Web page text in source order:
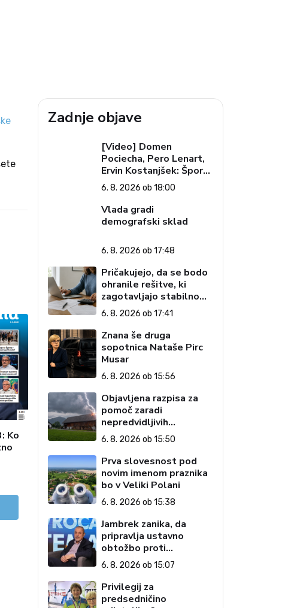
Ko
Zadnje objave
[Video] Domen
Pociecha, Pero Lenart,
Ervin Kostanjšek: Šport
specialcev (Vroča tema,
6. 8. 2026)
6. 8. 2026 ob 18:00
Vlada gradi
demografski sklad
6. 8. 2026 ob 17:48
Pričakujejo, da se bodo
ohranile rešitve, ki
zagotavljajo stabilno
davčno okolje
6. 8. 2026 ob 17:41
Znana še druga
sopotnica Nataše Pirc
Musar
6. 8. 2026 ob 15:56
Objavljena razpisa za
pomoč zaradi
nepredvidljivih
dogodkov na kmetiji
6. 8. 2026 ob 15:50
Prva slovesnost pod
novim imenom praznika
bo v Veliki Polani
6. 8. 2026 ob 15:38
Jambrek zanika, da
pripravlja ustavno
obtožbo proti
predsednici: To je
popolnoma neresnična
informacija
6. 8. 2026 ob 15:07
Privilegij za
predsedničino